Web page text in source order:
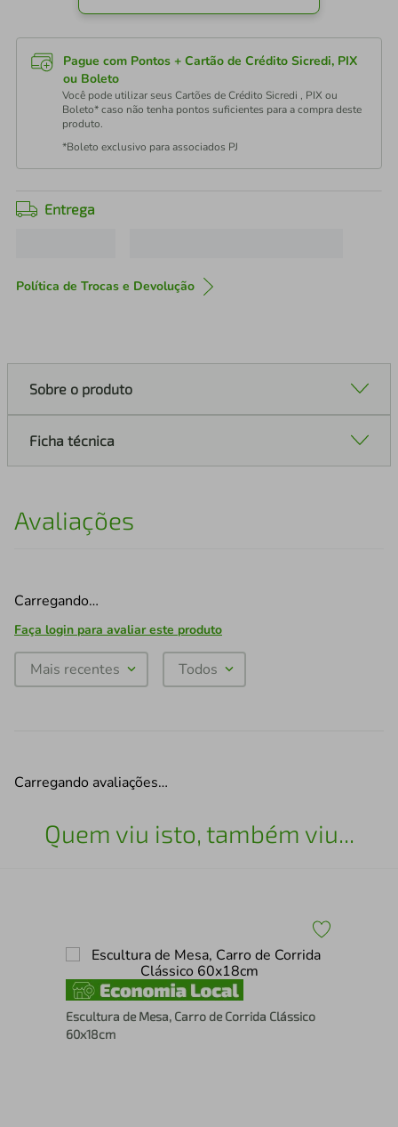
Pague com Pontos + Cartão de Crédito Sicredi, PIX
ou Boleto
Você pode utilizar seus Cartões de Crédito Sicredi , PIX ou
Boleto* caso não tenha pontos suficientes para a compra deste
produto.
*Boleto exclusivo para associados PJ
Entrega
Política de Trocas e Devolução
Sobre o produto
Ficha técnica
Avaliações
Carregando…
Faça login para avaliar este produto
Mais recentes Todos
Carregando avaliações…
Quem viu isto, também viu...
Escultura de Mesa, Carro de Corrida Clássico
60x18cm